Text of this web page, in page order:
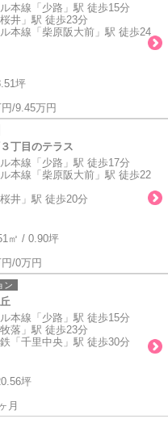
本線「少路」駅 徒歩15分
井」駅 徒歩23分
本線「柴原阪大前」駅 徒歩24
坪
/9.45万円
丁目のテラス
本線「少路」駅 徒歩17分
本線「柴原阪大前」駅 徒歩22
井」駅 徒歩20分
㎡ / 0.90坪
/0万円
ン
本線「少路」駅 徒歩15分
落」駅 徒歩23分
「千里中央」駅 徒歩30分
坪
月